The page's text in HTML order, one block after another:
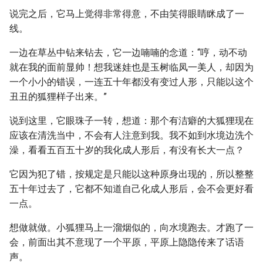
说完之后，它马上觉得非常得意，不由笑得眼睛眯成了一
线。
一边在草丛中钻来钻去，它一边喃喃的念道：“哼，动不动
就在我的面前显帅！想我迷娃也是玉树临凤一美人，却因为
一个小小的错误，一连五十年都没有变过人形，只能以这个
丑丑的狐狸样子出来。”
说到这里，它眼珠子一转，想道：那个有洁癖的大狐狸现在
应该在清洗当中，不会有人注意到我。我不如到水境边洗个
澡，看看五百五十岁的我化成人形后，有没有长大一点？
它因为犯了错，按规定是只能以这种原身出现的，所以整整
五十年过去了，它都不知道自己化成人形后，会不会更好看
一点。
想做就做。小狐狸马上一溜烟似的，向水境跑去。才跑了一
会，前面出其不意现了一个平原，平原上隐隐传来了话语
声。